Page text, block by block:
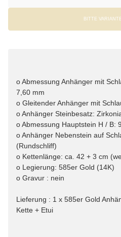
BITTE
o Abmessung Anhänger mit
7,60 mm
o Gleitender Anhänger mit
o Anhänger Steinbesatz:
o Abmessung Hauptstein H / B:
o Anhänger Nebenstein auf
(Rundschliff)
o Kettenlänge: ca. 42 + 3 cm
o Legierung: 585er Gold (14K)
o Gravur : nein
Lieferung : 1 x 585er Gold
Kette + Etui